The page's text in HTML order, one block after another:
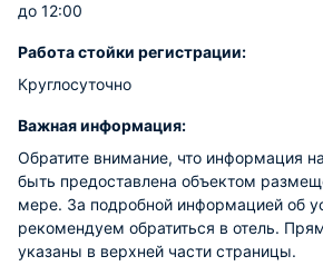
до 12:00
Работа стойки регистрации:
Круглосуточно
Важная информация:
Обратите внимание, что информация
быть предоставлена объектом
мере. За подробной информацией об
рекомендуем обратиться в отель.
указаны в верхней части страницы.